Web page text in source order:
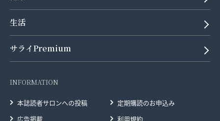
生活
サライPremium
INFORMATION
本誌読者サロンへの投稿
定期購読のお申込み
広告掲載
利用規約